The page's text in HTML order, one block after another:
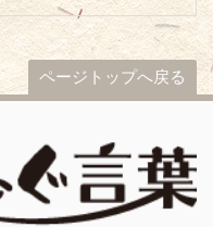
ページトップへ戻る